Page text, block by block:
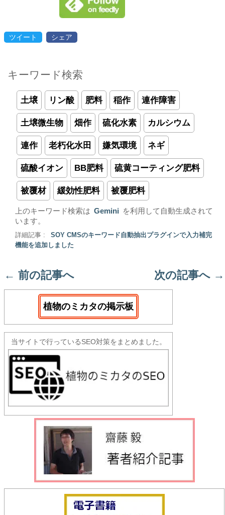
ツイート シェア
キーワード検索
土壌 リン酸 肥料 稲作 連作障害
土壌微生物 畑作 硫化水素 カルシウム
連作 老朽化水田 嫌気環境 ネギ
硫酸イオン BB肥料 硫黄コーティング肥料
被覆材 緩効性肥料 被覆肥料
上のキーワード検索は Gemini
を利用して自動生成されて
います。
詳細記事 :
SOY CMSのキーワード自動抽出プラグインで入力補完
機能を追加しました
← 前の記事へ 次の記事へ →
植物のミカタの掲示板
当サイトで行っているSEO対策をまとめました。